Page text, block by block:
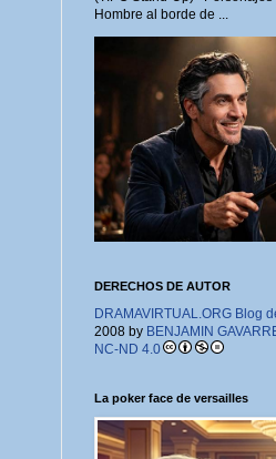
Hombre al borde de ...
DERECHOS DE AUTOR
DRAMAVIRTUAL.ORG Blog
2008 by BENJAMIN
NC-ND 4.0
La poker face de versailles